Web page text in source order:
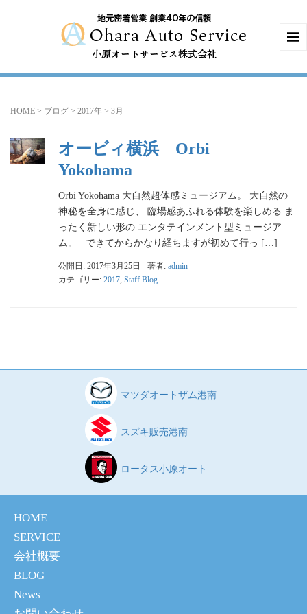
HOME > ブログ > 2017年 > 3月
オービィ横浜 Orbi
Yokohama
Orbi Yokohama 大自然超体感ミュージアム。 大自然の
神秘を全身に感じ、 臨場感あふれる体験を楽しめる ま
ったく新しい形の エンタテインメント型ミュージア
ム。 できてからかなり経ちますが初めて行っ […]
公開日: 2017年3月25日 著者: admin
カテゴリー: 2017 Staff Blog
マツダオートザム港南
スズキ販売港南
ロータス小原オート
HOME
SERVICE
会社概要
BLOG
News